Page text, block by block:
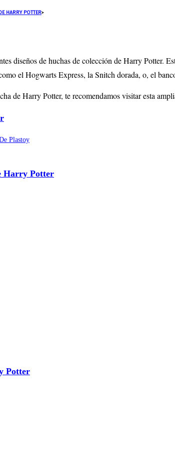
HARRY POTTER>
diseños de huchas de colección de Harry Potter.
el Hogwarts Express, la Snitch dorada, o, el
de Harry Potter, te recomendamos visitar esta
Harry Potter
Potter